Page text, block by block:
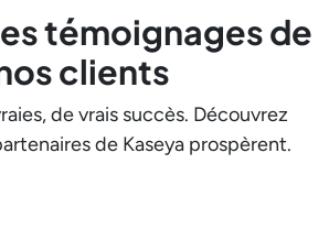
témoignages de
clients
de vrais succès. Découvrez
de Kaseya prospèrent.